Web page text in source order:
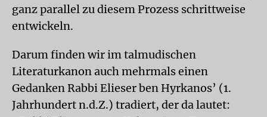
ganz parallel zu diesem Prozess schrittweise
entwickeln.
Darum finden wir im talmudischen
Literaturkanon auch mehrmals einen
Gedanken Rabbi Elieser ben Hyrkanos’ (1.
Jahrhundert n.d.Z.) tradiert, der da lautet: